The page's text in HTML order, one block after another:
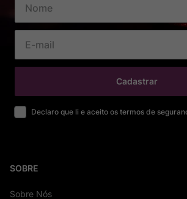
Cadastrar
Declaro que li e aceito os termos de
SOBRE
Sobre Nós